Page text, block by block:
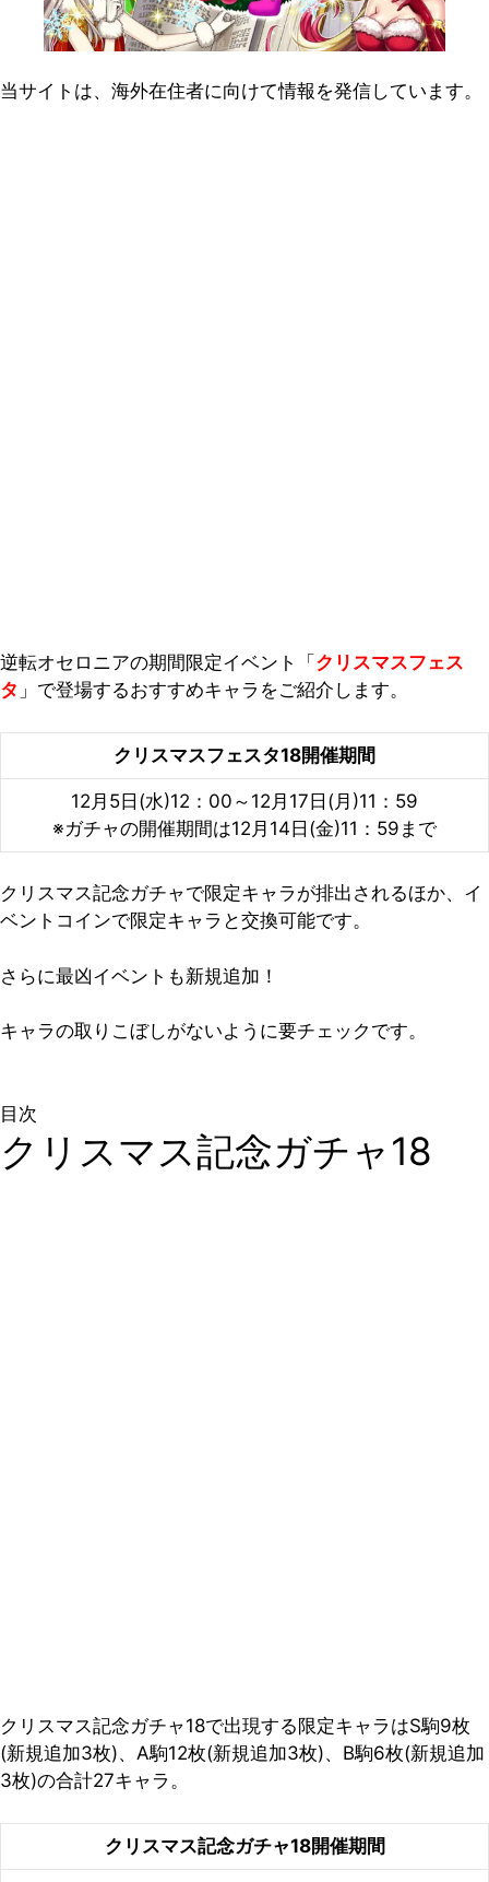
当サイトは、海外在住者に向けて情報を発信しています。
逆転オセロニアの期間限定イベント「 クリスマスフェス
タ 」で登場するおすすめキャラをご紹介します。
クリスマスフェスタ18開催期間
12月5日(水)12：00～12月17日(月)11：59
※ガチャの開催期間は12月14日(金)11：59まで
クリスマス記念ガチャで限定キャラが排出されるほか、イ
ベントコインで限定キャラと交換可能です。
さらに最凶イベントも新規追加！
キャラの取りこぼしがないように要チェックです。
目次
クリスマス記念ガチャ18
クリスマス記念ガチャ18で出現する限定キャラはS駒9枚
(新規追加3枚)、A駒12枚(新規追加3枚)、B駒6枚(新規追加
3枚)の合計27キャラ。
クリスマス記念ガチャ18開催期間